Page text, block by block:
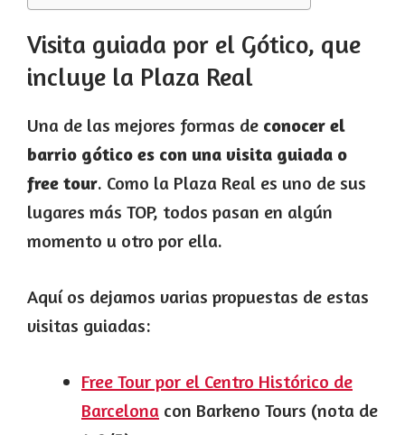
Visita guiada por el Gótico, que
incluye la Plaza Real
Una de las mejores formas de conocer el
barrio gótico es con una visita guiada o
free tour. Como la Plaza Real es uno de sus
lugares más TOP, todos pasan en algún
momento u otro por ella.
Aquí os dejamos varias propuestas de estas
visitas guiadas:
Free Tour por el Centro Histórico de
Barcelona con Barkeno Tours (nota de